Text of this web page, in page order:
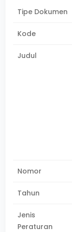
Tipe Dokumen
Kode
Judul
Nomor
Tahun
Jenis
Peraturan